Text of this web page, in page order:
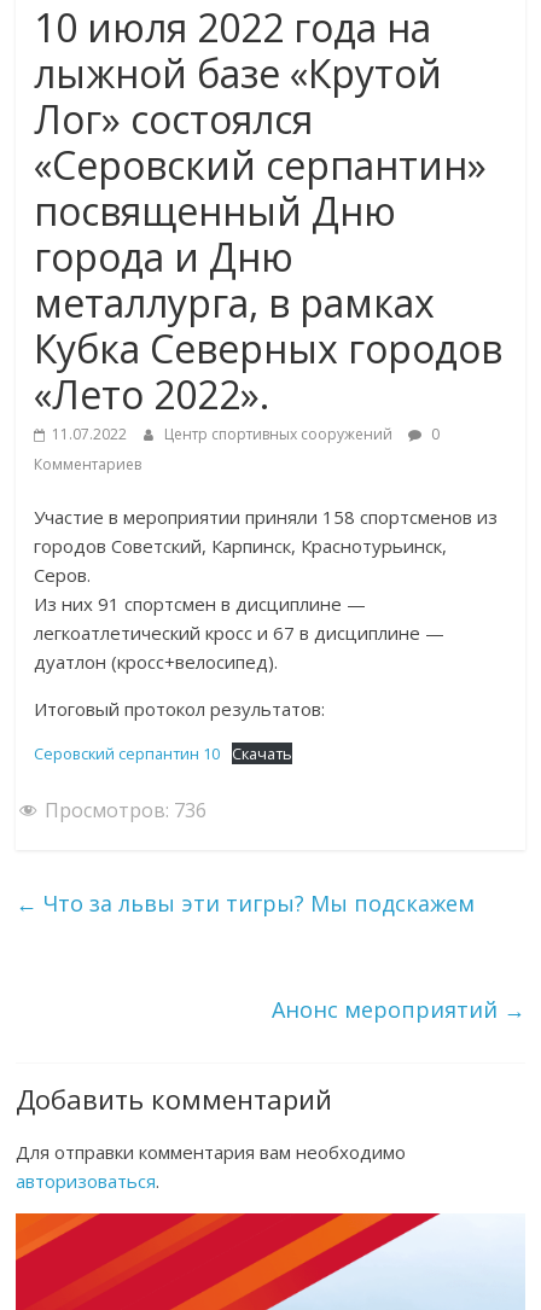
10 июля 2022 года на
лыжной базе «Крутой
Лог» состоялся
«Серовский серпантин»
посвященный Дню
города и Дню
металлурга, в рамках
Кубка Северных городов
«Лето 2022».
11.07.2022 Центр спортивных сооружений
0
Комментариев
Участие в мероприятии приняли 158 спортсменов из
городов Советский, Карпинск, Краснотурьинск,
Серов.
Из них 91 спортсмен в дисциплине —
легкоатлетический кросс и 67 в дисциплине —
дуатлон (кросс+велосипед).
Итоговый протокол результатов:
Серовский серпантин 10 Скачать
Просмотров: 736
← Что за львы эти тигры? Мы подскажем
Анонс мероприятий →
Добавить комментарий
Для отправки комментария вам необходимо
авторизоваться.